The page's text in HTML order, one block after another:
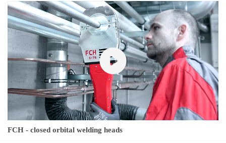
FCH - closed orbital welding heads